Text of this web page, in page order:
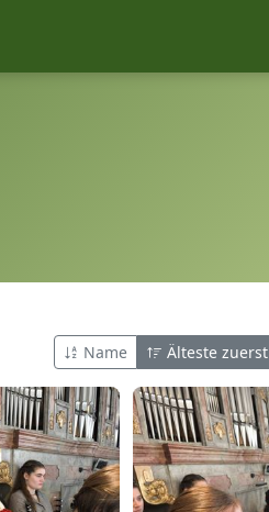
Name Älteste zuerst